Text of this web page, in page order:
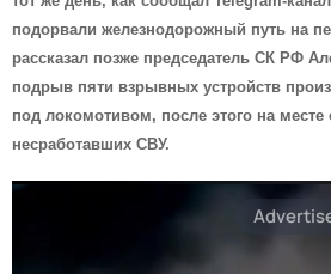
подорвали железнодорожный путь на
рассказал позже председатель СК РФ
подрыв пяти взрывных устройств
под локомотивом, после этого на
несработавших СВУ.